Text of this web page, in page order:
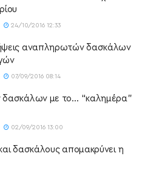
24/10/2016 12:33
αναπληρωτών δασκάλων
07/09/2016 08:14
δασκάλων με το… “καλημέρα”
02/09/2016 13:00
και δασκάλους απομακρύνει η